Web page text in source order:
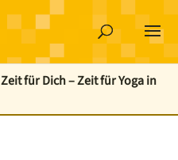
Zeit für Dich – Zeit für Yoga in